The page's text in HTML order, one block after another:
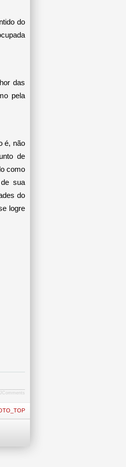
do
das
pela
é, não
de
como
sua
do
logre
JComments